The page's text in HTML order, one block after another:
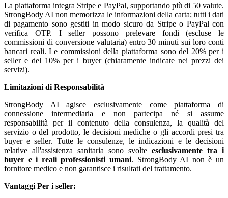
La piattaforma integra Stripe e PayPal, supportando più di 50 valute.
StrongBody AI non memorizza le informazioni della carta; tutti i dati
di pagamento sono gestiti in modo sicuro da Stripe o PayPal con
verifica OTP. I seller possono prelevare fondi (escluse le
commissioni di conversione valutaria) entro 30 minuti sui loro conti
bancari reali. Le commissioni della piattaforma sono del 20% per i
seller e del 10% per i buyer (chiaramente indicate nei prezzi dei
servizi).
Limitazioni di Responsabilità
StrongBody AI agisce esclusivamente come piattaforma di
connessione intermediaria e non partecipa né si assume
responsabilità per il contenuto della consulenza, la qualità del
servizio o del prodotto, le decisioni mediche o gli accordi presi tra
buyer e seller. Tutte le consulenze, le indicazioni e le decisioni
relative all'assistenza sanitaria sono svolte esclusivamente tra i
buyer e i reali professionisti umani. StrongBody AI non è un
fornitore medico e non garantisce i risultati del trattamento.
Vantaggi Per i seller: